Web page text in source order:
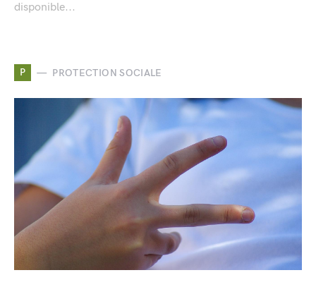
disponible...
P PROTECTION SOCIALE